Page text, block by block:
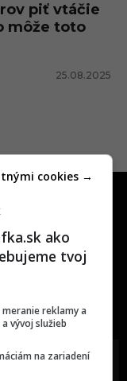
piť vtáčie
môže toto
25.08.2025
na
svete
ako
tvoj
reklamy a
vývoj služieb
na zariadení
cookies →